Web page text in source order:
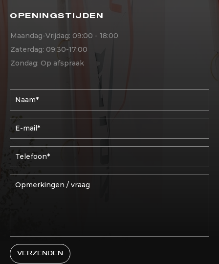
OPENINGSTIJDEN
Maandag-Vrijdag: 09:00 - 18:00
Zaterdag: 09:30-17:00
Zondag: Op afspraak
VERZENDEN